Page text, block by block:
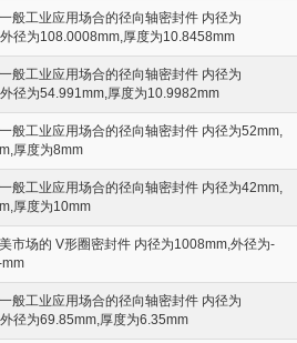
般工业应用场合的径向轴密封件 内径为
径为108.0008mm,厚度为10.8458mm
般工业应用场合的径向轴密封件 内径为
径为54.991mm,厚度为10.9982mm
般工业应用场合的径向轴密封件 内径为52mm,
厚度为8mm
般工业应用场合的径向轴密封件 内径为42mm,
厚度为10mm
市场的 V形圈密封件 内径为1008mm,外径为-
般工业应用场合的径向轴密封件 内径为
径为69.85mm,厚度为6.35mm